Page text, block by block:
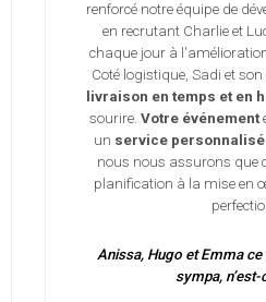
renforcé notre équipe de
en recrutant Charlie et
chaque jour à
Coté logistique, Sadi et
livraison en temps et en
sourire. Votre événement
un service personnalisé
nous nous assurons que
planification à la mise en
Anissa, Hugo et Emma ce
sympa, n’est-